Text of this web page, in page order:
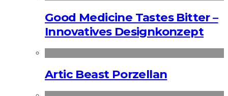
Good Medicine Tastes Bitter –
Innovatives Designkonzept
Artic Beast Porzellan